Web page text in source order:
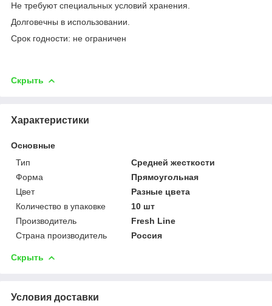
Не требуют специальных условий хранения.
Долговечны в использовании.
Срок годности: не ограничен
Скрыть
Характеристики
Основные
Тип
Средней жесткости
Форма
Прямоугольная
Цвет
Разные цвета
Количество в упаковке
10 шт
Производитель
Fresh Line
Страна производитель
Россия
Скрыть
Условия доставки